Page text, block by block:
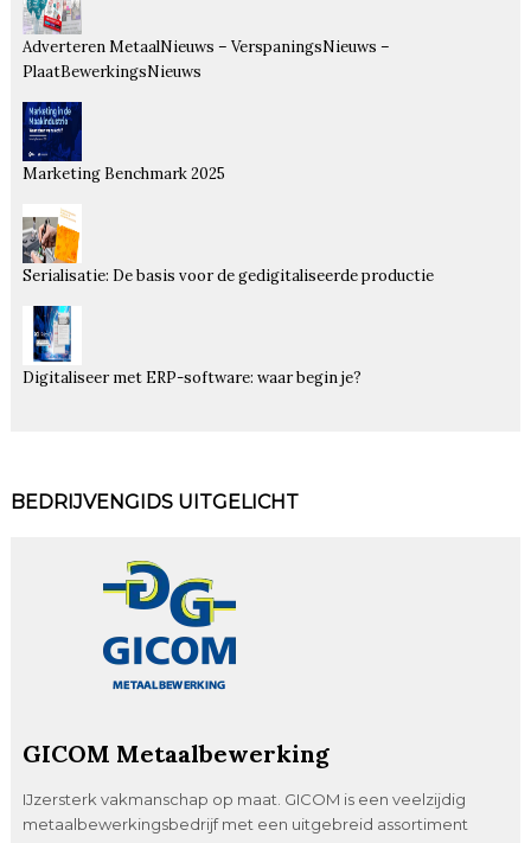
Adverteren MetaalNieuws – VerspaningsNieuws –
PlaatBewerkingsNieuws
Marketing Benchmark 2025
Serialisatie: De basis voor de gedigitaliseerde productie
Digitaliseer met ERP-software: waar begin je?
BEDRIJVENGIDS UITGELICHT
GICOM Metaalbewerking
IJzersterk vakmanschap op maat. GICOM is een veelzijdig
metaalbewerkingsbedrijf met een uitgebreid assortiment